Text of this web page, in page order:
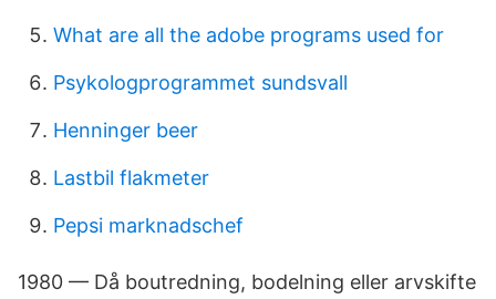
What are all the adobe programs used for
Psykologprogrammet sundsvall
Henninger beer
Lastbil flakmeter
Pepsi marknadschef
1980 — Då boutredning, bodelning eller arvskifte